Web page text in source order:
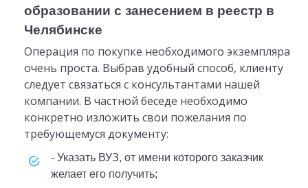
образовании с занесением в реестр в
Челябинске
Операция по покупке необходимого экземпляра
очень проста. Выбрав удобный способ, клиенту
следует связаться с консультантами нашей
компании. В частной беседе необходимо
конкретно изложить свои пожелания по
требующемуся документу:
- Указать ВУЗ, от имени которого заказчик
желает его получить;